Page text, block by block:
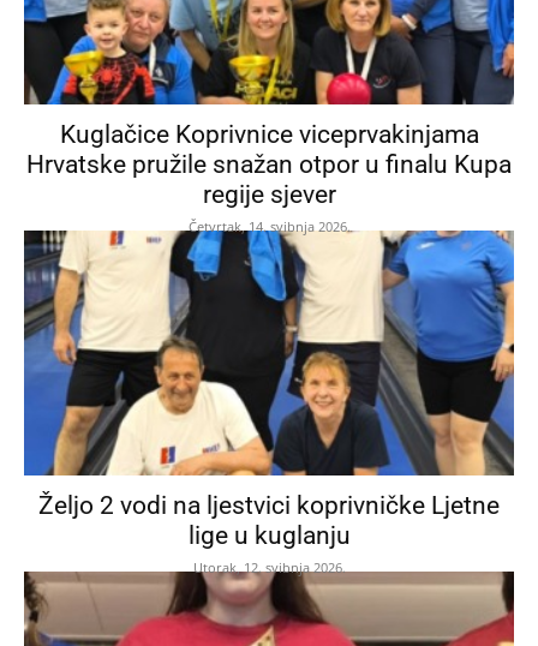
Kuglačice Koprivnice viceprvakinjama
Hrvatske pružile snažan otpor u finalu Kupa
regije sjever
Četvrtak, 14. svibnja 2026.
Željo 2 vodi na ljestvici koprivničke Ljetne
lige u kuglanju
Utorak, 12. svibnja 2026.